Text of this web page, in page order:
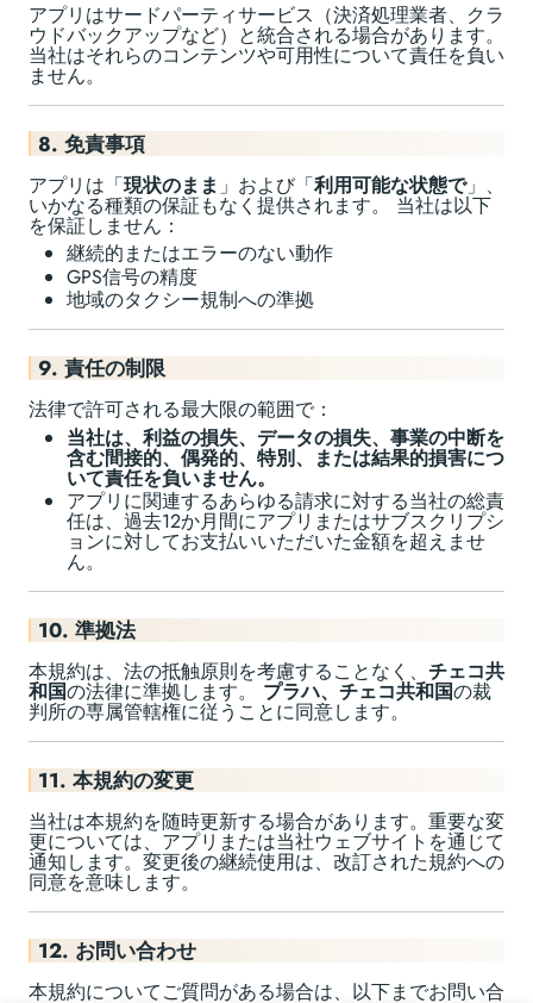
アプリはサードパーティサービス（決済処理業者、クラ
ウドバックアップなど）と統合される場合があります。
当社はそれらのコンテンツや可用性について責任を負い
ません。
8. 免責事項
アプリは「現状のまま」および「利用可能な状態で」、
いかなる種類の保証もなく提供されます。 当社は以下
を保証しません：
継続的またはエラーのない動作
GPS信号の精度
地域のタクシー規制への準拠
9. 責任の制限
法律で許可される最大限の範囲で：
当社は、利益の損失、データの損失、事業の中断を
含む間接的、偶発的、特別、または結果的損害につ
いて責任を負いません。
アプリに関連するあらゆる請求に対する当社の総責
任は、過去12か月間にアプリまたはサブスクリプシ
ョンに対してお支払いいただいた金額を超えませ
ん。
10. 準拠法
本規約は、法の抵触原則を考慮することなく、 チェコ共
和国の法律に準拠します。 プラハ、チェコ共和国の裁
判所の専属管轄権に従うことに同意します。
11. 本規約の変更
当社は本規約を随時更新する場合があります。重要な変
更については、アプリまたは当社ウェブサイトを通じて
通知します。変更後の継続使用は、改訂された規約への
同意を意味します。
12. お問い合わせ
本規約についてご質問がある場合は、以下までお問い合